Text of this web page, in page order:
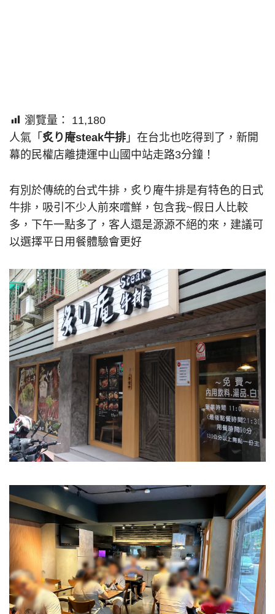
瀏覽量：
11,180
人氣「 炙り庵steak牛排 」在台北也吃得到了，新開
幕的民權店離捷運中山國中站走路3分鐘！
有別於傳統的台式牛排，炙り庵牛排是有特色的日式
牛排，吸引不少人前來嚐鮮，包含我~假日人比較
多，下午一點多了，客人還是源源不絕的來，建議可
以選擇平日用餐體驗會更好